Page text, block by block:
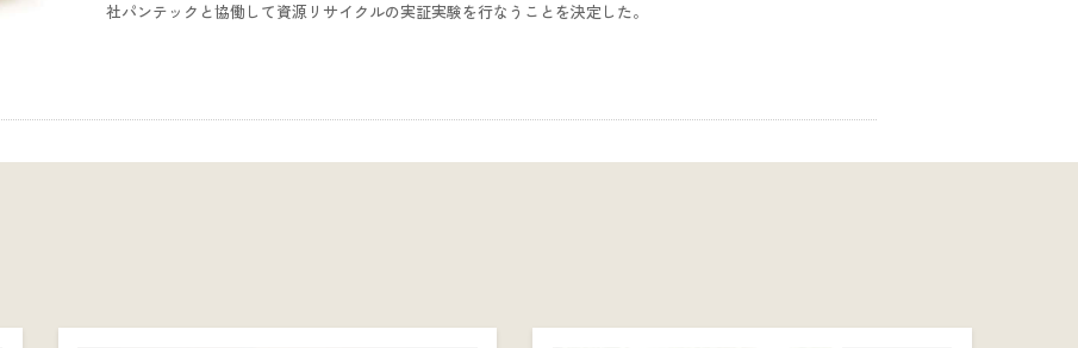
社パンテックと協働して資源リサイクルの実証実験を行なうことを決定した。